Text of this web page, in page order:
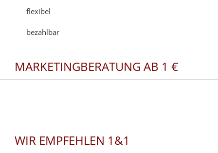
flexibel
bezahlbar
MARKETINGBERATUNG AB 1 €
WIR EMPFEHLEN 1&1